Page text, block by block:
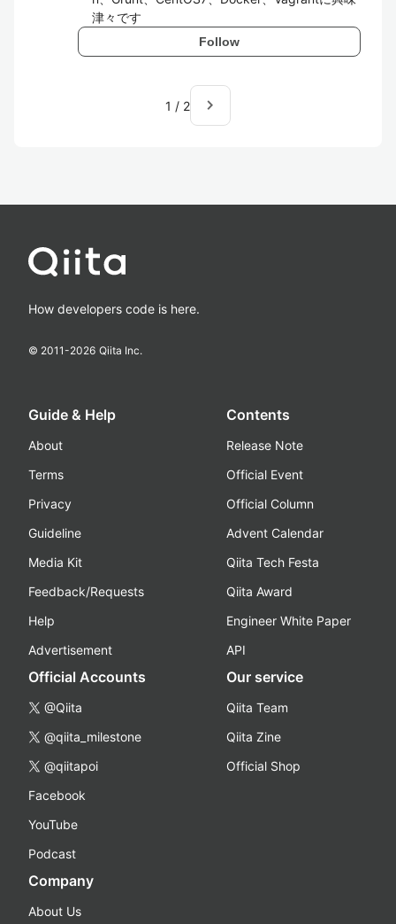
津々です
Follow
1 / 2 navigate_next
How developers code is here.
© 2011-2026 Qiita Inc.
Guide & Help
About
Terms
Privacy
Guideline
Media Kit
Feedback/Requests
Help
Advertisement
Contents
Release Note
Official Event
Official Column
Advent Calendar
Qiita Tech Festa
Qiita Award
Engineer White Paper
API
Official Accounts
@Qiita
@qiita_milestone
@qiitapoi
Facebook
YouTube
Podcast
Our service
Qiita Team
Qiita Zine
Official Shop
Company
About Us